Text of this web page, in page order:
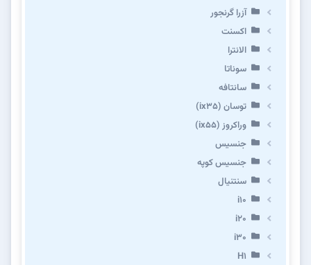
آزرا گرنجور
اکسنت
الانترا
سوناتا
سانتافه
توسان (ix35)
وراکروز (ix55)
جنسیس
جنسیس کوپه
سنتنیال
i10
i20
i30
H1